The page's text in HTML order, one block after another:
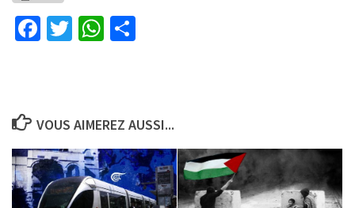
Facebook
TwitterWhatsApp
VOUS AIMEREZ AUSSI...